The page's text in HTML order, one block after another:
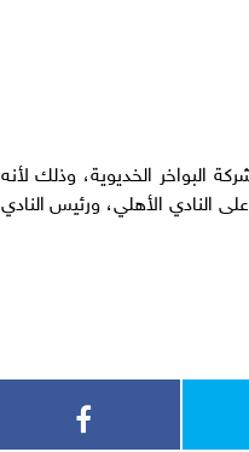
البواخر الخديوية، وذلك لأنه
النادي الأهلي، ورئيس النادي